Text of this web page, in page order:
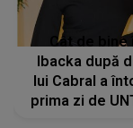
Cât de
Ibacka după
lui Cabral a
prima zi de